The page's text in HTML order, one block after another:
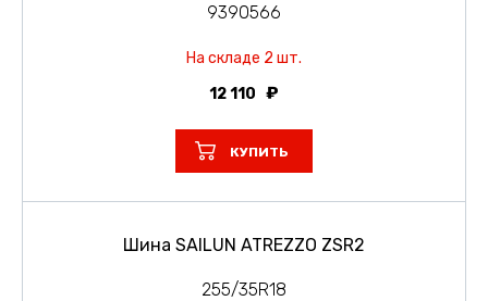
9390566
На складе 2 шт.
12 110
КУПИТЬ
Шина SAILUN ATREZZO ZSR2
255/35R18